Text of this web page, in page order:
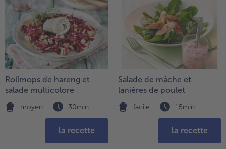
Rollmops de hareng et
salade multicolore
moyen 30min
la recette
Salade de mâche et
lanières de poulet
facile 15min
la recette